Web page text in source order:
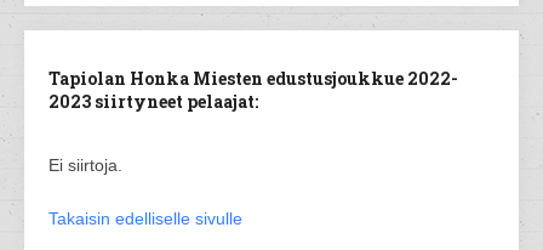
Tapiolan Honka Miesten edustusjoukkue 2022-
2023 siirtyneet pelaajat:
Ei siirtoja.
Takaisin edelliselle sivulle